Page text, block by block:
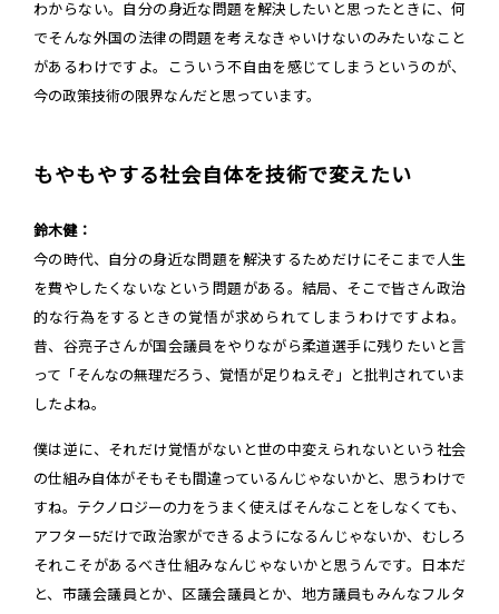
わからない。自分の身近な問題を解決したいと思ったときに、何
でそんな外国の法律の問題を考えなきゃいけないのみたいなこと
があるわけですよ。こういう不自由を感じてしまうというのが、
今の政策技術の限界なんだと思っています。
もやもやする社会自体を技術で変えたい
鈴木健：
今の時代、自分の身近な問題を解決するためだけにそこまで人生
を費やしたくないなという問題がある。結局、そこで皆さん政治
的な行為をするときの覚悟が求められてしまうわけですよね。
昔、谷亮子さんが国会議員をやりながら柔道選手に残りたいと言
って「そんなの無理だろう、覚悟が足りねえぞ」と批判されていま
したよね。
僕は逆に、それだけ覚悟がないと世の中変えられないという社会
の仕組み自体がそもそも間違っているんじゃないかと、思うわけで
すね。テクノロジーの力をうまく使えばそんなことをしなくても、
アフター5だけで政治家ができるようになるんじゃないか、むしろ
それこそがあるべき仕組みなんじゃないかと思うんです。日本だ
と、市議会議員とか、区議会議員とか、地方議員もみんなフルタ